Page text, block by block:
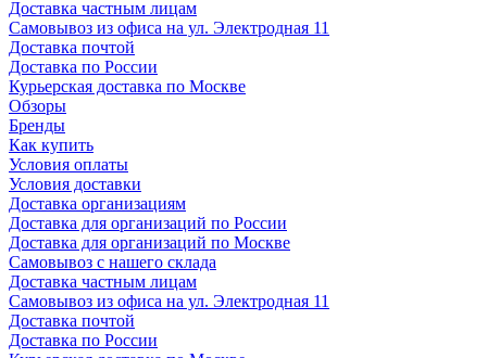
Доставка частным лицам
Самовывоз из офиса на ул. Электродная 11
Доставка почтой
Доставка по России
Курьерская доставка по Москве
Обзоры
Бренды
Как купить
Условия оплаты
Условия доставки
Доставка организациям
Доставка для организаций по России
Доставка для организаций по Москве
Самовывоз с нашего склада
Доставка частным лицам
Самовывоз из офиса на ул. Электродная 11
Доставка почтой
Доставка по России